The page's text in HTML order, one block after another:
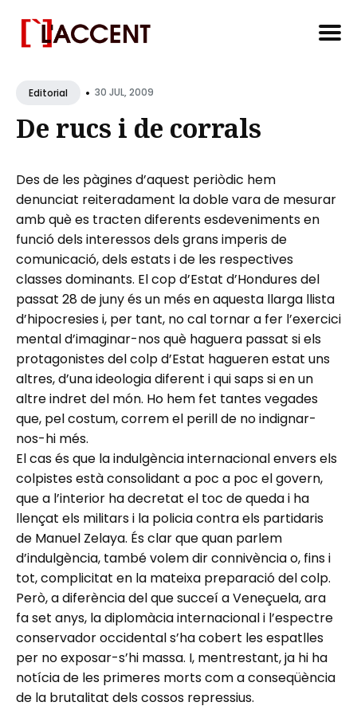
forEditorial • 30 JUL, 2009
De rucs i de corrals
Des de les pàgines d’aquest periòdic hem
denunciat reiteradament la doble vara de mesurar
amb què es tracten diferents esdeveniments en
funció dels interessos dels grans imperis de
comunicació, dels estats i de les respectives
classes dominants. El cop d’Estat d’Hondures del
passat 28 de juny és un més en aquesta llarga llista
d’hipocresies i, per tant, no cal tornar a fer l’exercici
mental d’imaginar-nos què haguera passat si els
protagonistes del colp d’Estat hagueren estat uns
altres, d’una ideologia diferent i qui saps si en un
altre indret del món. Ho hem fet tantes vegades
que, pel costum, correm el perill de no indignar-
nos-hi més.
El cas és que la indulgència internacional envers els
colpistes està consolidant a poc a poc el govern,
que a l’interior ha decretat el toc de queda i ha
llençat els militars i la policia contra els partidaris
de Manuel Zelaya. És clar que quan parlem
d’indulgència, també volem dir connivència o, fins i
tot, complicitat en la mateixa preparació del colp.
Però, a diferència del que succeí a Veneçuela, ara
fa set anys, la diplomàcia internacional i l’espectre
conservador occidental s’ha cobert les espatlles
per no exposar-s’hi massa. I, mentrestant, ja hi ha
notícia de les primeres morts com a conseqüència
de la brutalitat dels cossos repressius.